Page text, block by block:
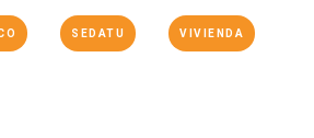
SEDATU VIVIENDA